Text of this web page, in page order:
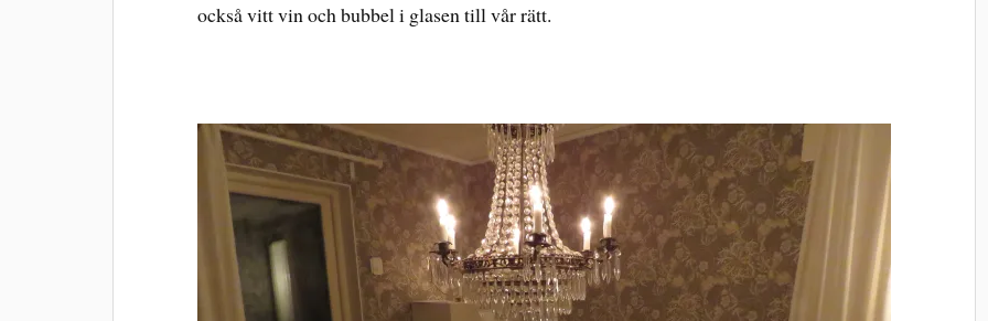
också vitt vin och bubbel i glasen till vår rätt.